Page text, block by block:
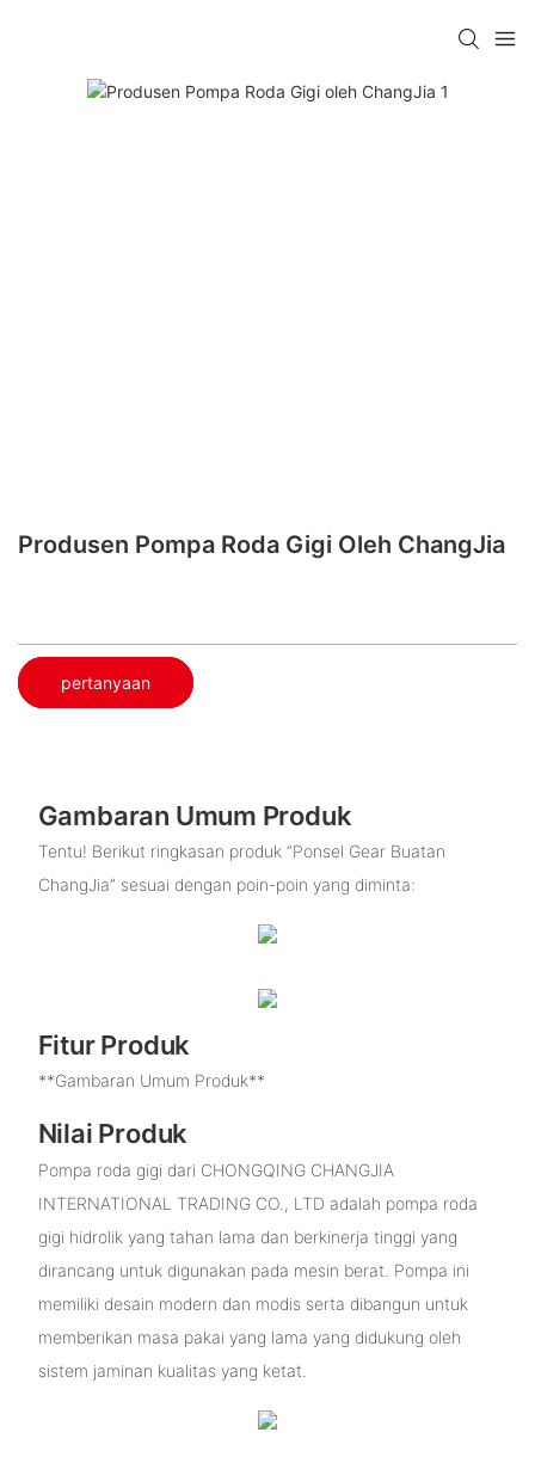
Produsen Pompa Roda Gigi Oleh ChangJia
pertanyaan
Gambaran Umum Produk
Tentu! Berikut ringkasan produk “Ponsel Gear Buatan
ChangJia” sesuai dengan poin-poin yang diminta:
Fitur Produk
**Gambaran Umum Produk**
Nilai Produk
Pompa roda gigi dari CHONGQING CHANGJIA
INTERNATIONAL TRADING CO., LTD adalah pompa roda
gigi hidrolik yang tahan lama dan berkinerja tinggi yang
dirancang untuk digunakan pada mesin berat. Pompa ini
memiliki desain modern dan modis serta dibangun untuk
memberikan masa pakai yang lama yang didukung oleh
sistem jaminan kualitas yang ketat.